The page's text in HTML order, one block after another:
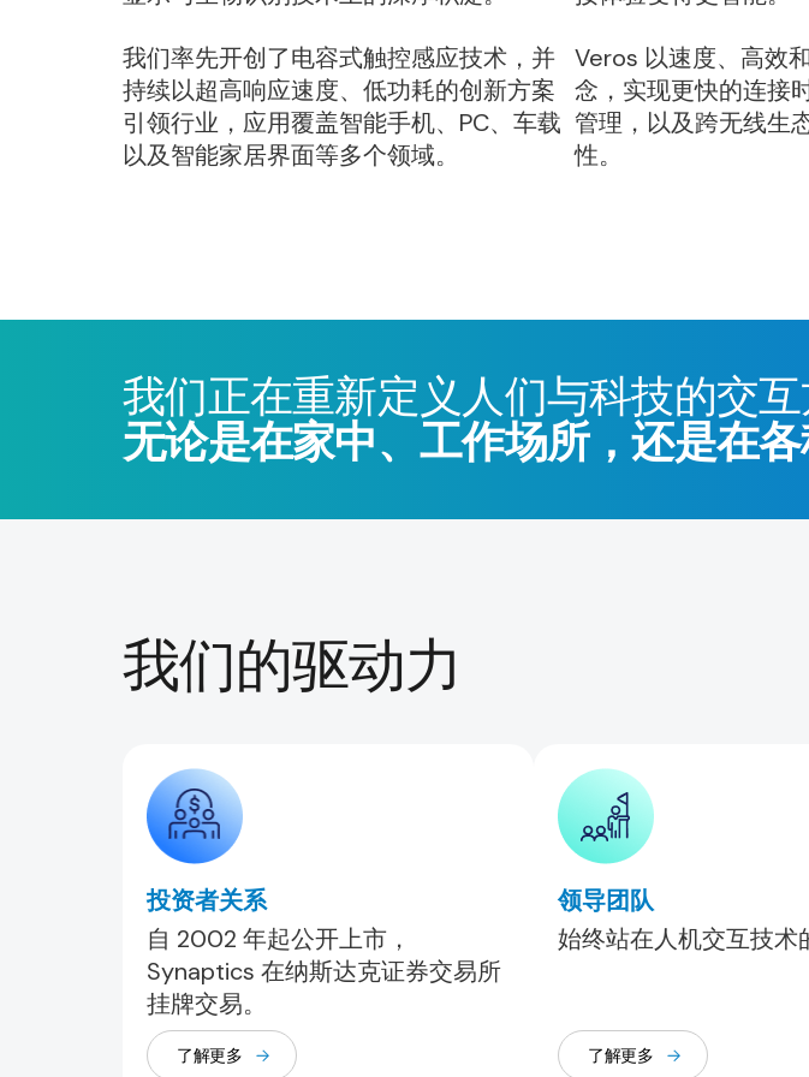
我们率先开创了电容式触控感应技术，并
持续以超高响应速度、低功耗的创新方案
引领行业，应用覆盖智能手机、PC、车载
以及智能家居界面等多个领域。
Veros 以速度、高效
念，实现更快的连接
管理，以及跨无线生
性。
我们正在重新定义人们与科技的交互
无论是在家中、工作场所，还是在
我们的驱动力
投资者关系
自 2002 年起公开上市，
Synaptics 在纳斯达克证券交易所
挂牌交易。
了解更多
领导团队
始终站在人机交互技术
了解更多